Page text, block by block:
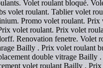
Volet roulant bloqué.
volet roulant. Tablier volet
Promo volet roulant.
volet roulant. Prix volet
Renovation fenetre. Volet
Bailly . Prix volet roulant
double vitrage
volet roulant Bailly .